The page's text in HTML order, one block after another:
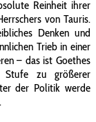
Reinheit ihrer
von Tauris.
Denken und
Trieb in einer
– das ist Goethes
Stufe zu größerer
der Politik werde